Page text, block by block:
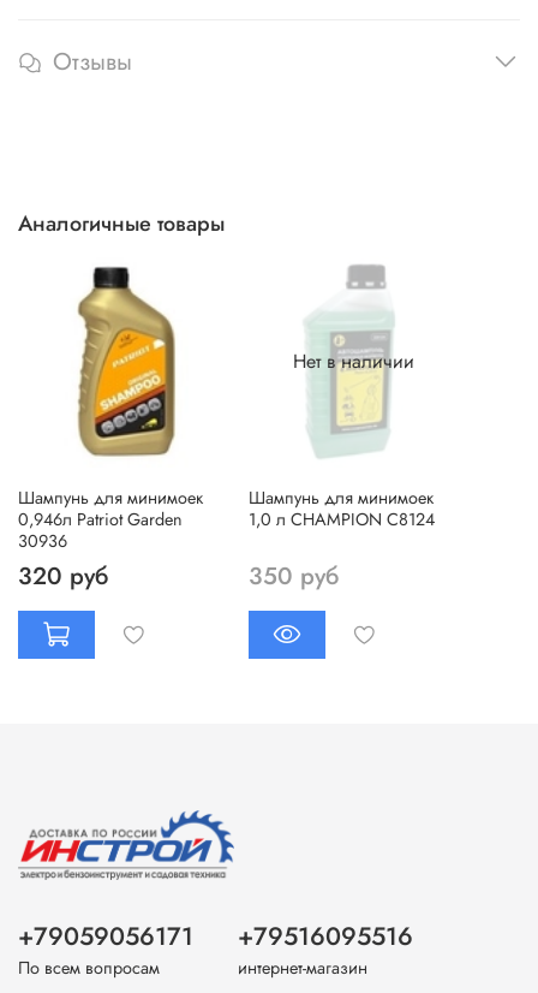
Отзывы
Аналогичные товары
Шампунь для минимоек
0,946л Patriot Garden
30936
320 руб
Нет в наличии
Шампунь для минимоек
1,0 л CHAMPION С8124
350 руб
+79059056171
По всем вопросам
+79516095516
интернет-магазин